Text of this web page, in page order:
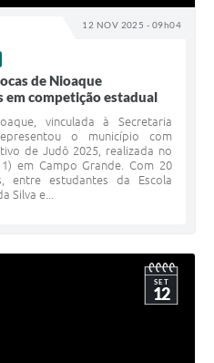
12 NOV 2025 - 09h04
de Nioaque
em competição estadual
vinculada à Secretaria
o município com
de Judô 2025, realizada no
em Campo Grande. Com 20
entre estudantes da Escola
Silva e...
SET
12